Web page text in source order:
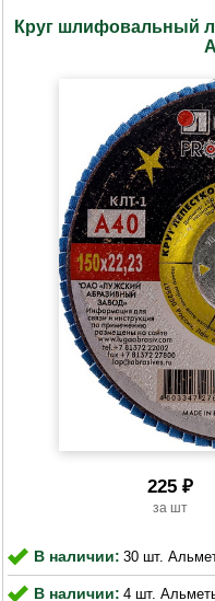
Круг шлифовальный
225 ₽
В наличии: 30 шт.
В наличии: 4 шт.